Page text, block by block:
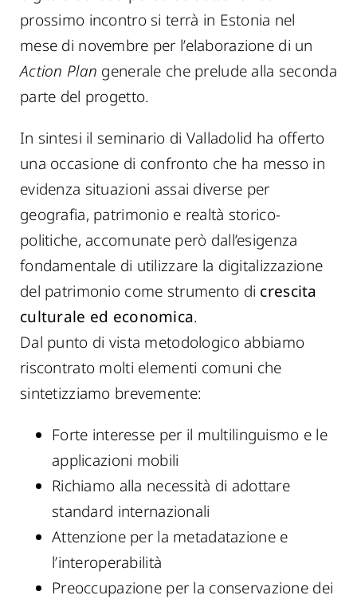
prossimo incontro si terrà in Estonia nel
mese di novembre per l’elaborazione di un
Action Plan generale che prelude alla seconda
parte del progetto.
In sintesi il seminario di Valladolid ha offerto
una occasione di confronto che ha messo in
evidenza situazioni assai diverse per
geografia, patrimonio e realtà storico-
politiche, accomunate però dall’esigenza
fondamentale di utilizzare la digitalizzazione
del patrimonio come strumento di crescita
culturale ed economica.
Dal punto di vista metodologico abbiamo
riscontrato molti elementi comuni che
sintetizziamo brevemente:
Forte interesse per il multilinguismo e le
applicazioni mobili
Richiamo alla necessità di adottare
standard internazionali
Attenzione per la metadatazione e
l’interoperabilità
Preoccupazione per la conservazione dei